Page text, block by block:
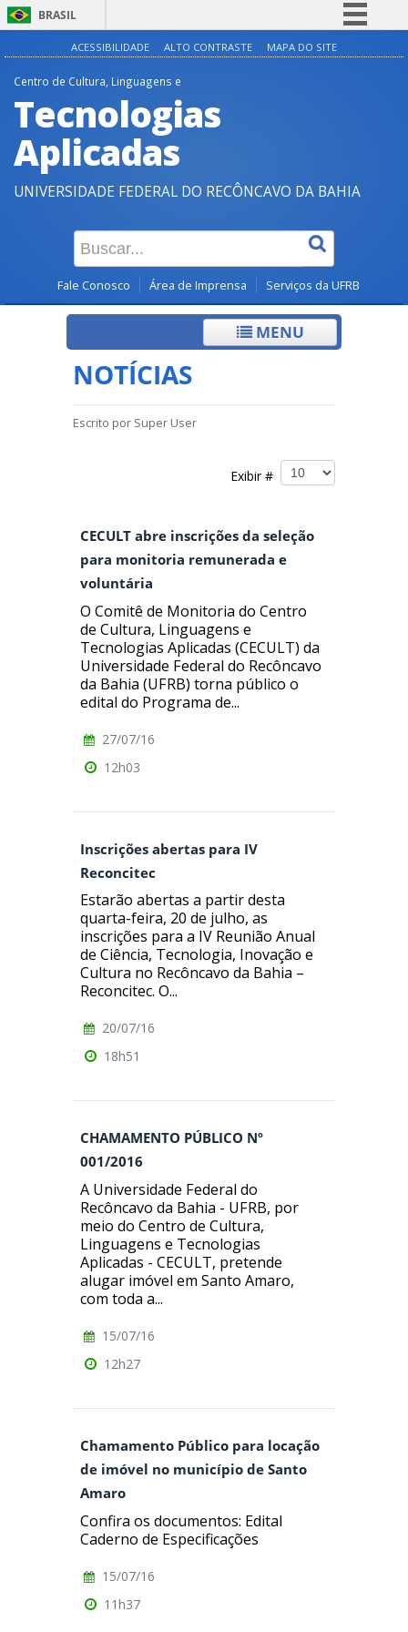
BRASIL
Simplifique!
Canais
ACESSIBILIDADE ALTO CONTRASTE MAPA DO SITE
Centro de Cultura, Linguagens e
Tecnologias
Aplicadas
UNIVERSIDADE FEDERAL DO RECÔNCAVO DA BAHIA
Fale Conosco Área de Imprensa Serviços da UFRB
MENU
NOTÍCIAS
Escrito por Super User
Exibir #
CECULT abre inscrições da seleção
para monitoria remunerada e
voluntária
O Comitê de Monitoria do Centro
de Cultura, Linguagens e
Tecnologias Aplicadas (CECULT) da
Universidade Federal do Recôncavo
da Bahia (UFRB) torna público o
edital do Programa de...
27/07/16
12h03
Inscrições abertas para IV
Reconcitec
Estarão abertas a partir desta
quarta-feira, 20 de julho, as
inscrições para a IV Reunião Anual
de Ciência, Tecnologia, Inovação e
Cultura no Recôncavo da Bahia –
Reconcitec. O...
20/07/16
18h51
CHAMAMENTO PÚBLICO Nº
001/2016
A Universidade Federal do
Recôncavo da Bahia - UFRB, por
meio do Centro de Cultura,
Linguagens e Tecnologias
Aplicadas - CECULT, pretende
alugar imóvel em Santo Amaro,
com toda a...
15/07/16
12h27
Chamamento Público para locação
de imóvel no município de Santo
Amaro
Confira os documentos: Edital
Caderno de Especificações
15/07/16
11h37